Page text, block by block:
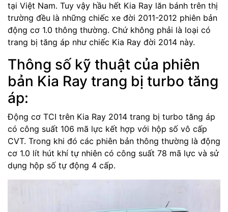
tại Việt Nam. Tuy vậy hầu hết Kia Ray lăn bánh trên thị
trường đều là những chiếc xe đời 2011-2012 phiên bản
động cơ 1.0 thông thường. Chứ không phải là loại có
trang bị tăng áp như chiếc Kia Ray đời 2014 này.
Thông số kỹ thuật của phiên
bản Kia Ray trang bị turbo tăng
áp:
Động cơ TCI trên Kia Ray 2014 trang bị turbo tăng áp
có công suất 106 mã lực kết hợp với hộp số vô cấp
CVT. Trong khi đó các phiên bản thông thường là động
cơ 1.0 lít hút khí tự nhiên có công suất 78 mã lực và sử
dụng hộp số tự động 4 cấp.